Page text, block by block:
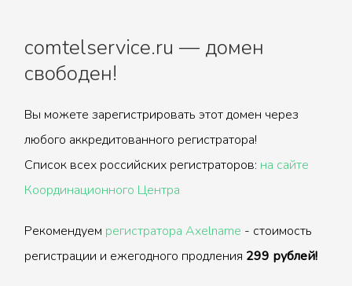
comtelservice.ru — домен
свободен!
Вы можете зарегистрировать этот домен через
любого аккредитованного регистратора!
Список всех российских регистраторов: на сайте
Координационного Центра
Рекомендуем регистратора Axelname - стоимость
регистрации и ежегодного продления 299 рублей!